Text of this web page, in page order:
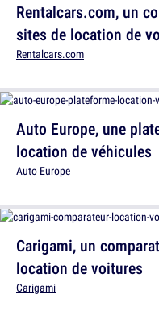
Rentalcars.com, un
sites de location de
Rentalcars.com
Carigami, un
location de voitures
Carigami
Auto Europe, une
location de véhicules
Auto Europe